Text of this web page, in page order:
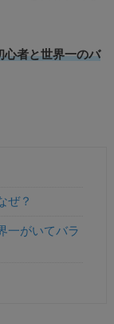
心者と世界一のバ
ぜ？
一がいてバラ